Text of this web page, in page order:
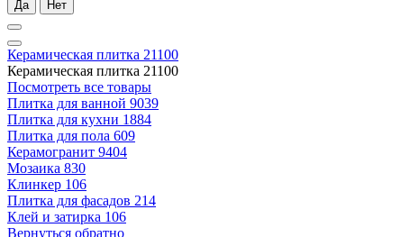
Да Нет
Керамическая плитка 21100
Керамическая плитка 21100
Посмотреть все товары
Плитка для ванной 9039
Плитка для кухни 1884
Плитка для пола 609
Керамогранит 9404
Мозаика 830
Клинкер 106
Плитка для фасадов 214
Клей и затирка 106
Вернуться обратно